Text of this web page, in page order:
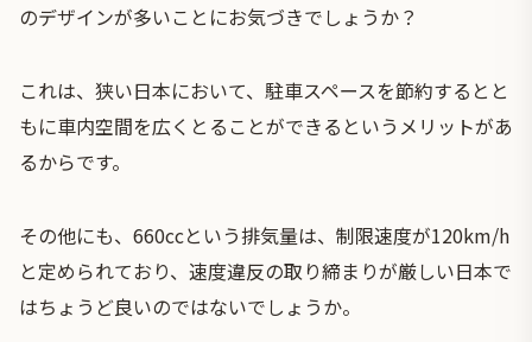
のデザインが多いことにお気づきでしょうか？
これは、狭い日本において、駐車スペースを節約するとと
もに車内空間を広くとることができるというメリットがあ
るからです。
その他にも、660ccという排気量は、制限速度が120km/h
と定められており、速度違反の取り締まりが厳しい日本で
はちょうど良いのではないでしょうか。